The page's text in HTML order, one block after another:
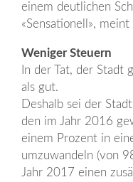
einem deutlichen
«Sensationell»,
Weniger Steuern
In der Tat, der Stadt
als gut.
Deshalb sei der
den im Jahr 2016
einem Prozent in
umzuwandeln (von
Jahr 2017 einen